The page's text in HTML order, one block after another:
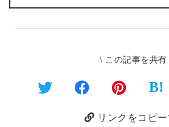
\ この記事を共
B!
リンクをコピ